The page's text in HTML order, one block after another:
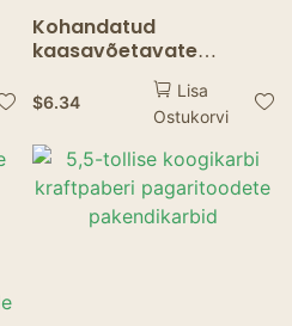
Kohandatud
kaasavõetavate
pakendite tarvikud
Ühekordsed lauanõud
teemapiduks
$6.34
Lisa
Ostukorvi